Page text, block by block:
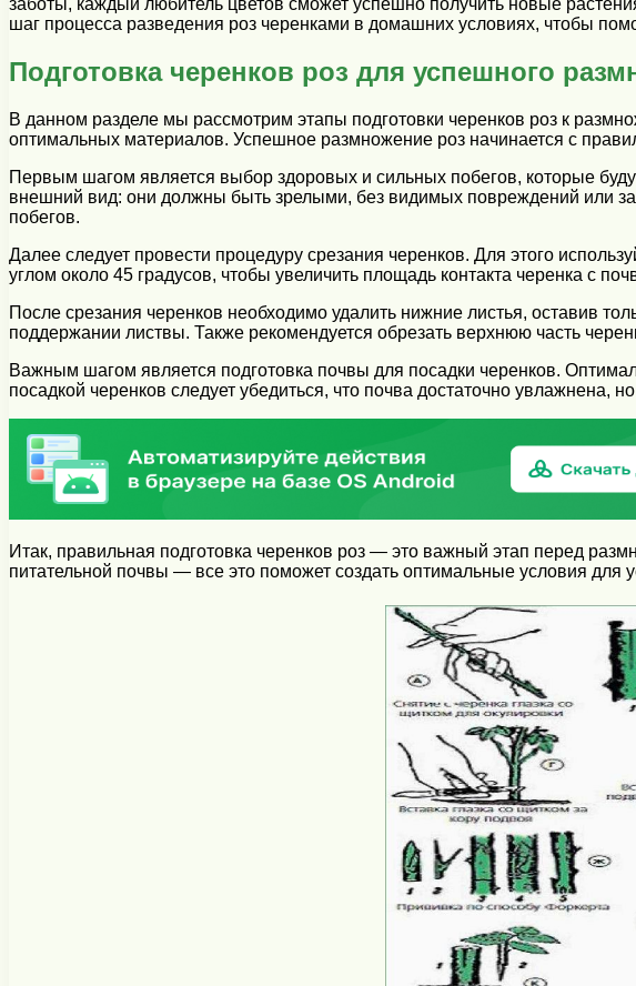
заботы, каждый любитель цветов сможет успешно получить новые
шаг процесса разведения роз черенками в домашних условиях, чтобы
Подготовка черенков роз для успешного
В данном разделе мы рассмотрим этапы подготовки черенков роз к
оптимальных материалов. Успешное размножение роз начинается с
Первым шагом является выбор здоровых и сильных побегов, которые
внешний вид: они должны быть зрелыми, без видимых повреждений или
побегов.
Далее следует провести процедуру срезания черенков. Для этого
углом около 45 градусов, чтобы увеличить площадь контакта черенка с
После срезания черенков необходимо удалить нижние листья, оставив
поддержании листвы. Также рекомендуется обрезать верхнюю часть
Важным шагом является подготовка почвы для посадки черенков.
посадкой черенков следует убедиться, что почва достаточно увлажнена,
Итак, правильная подготовка черенков роз — это важный этап перед
питательной почвы — все это поможет создать оптимальные условия